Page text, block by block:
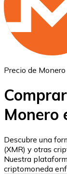
ETH
USD Coin
USDC
Precio de Monero
Comprar
Monero
Descubre una
(XMR) y otras
Nuestra
criptomoneda